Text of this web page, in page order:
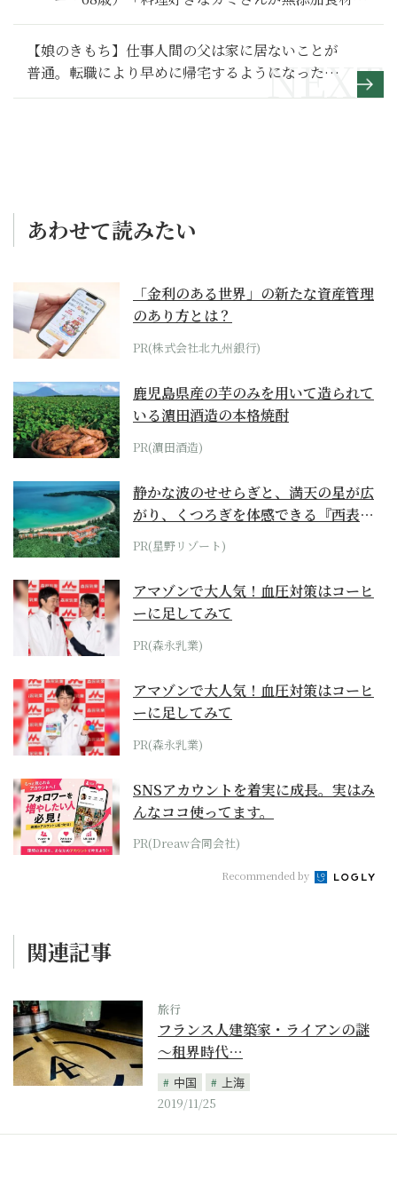
バランスよく調えてくれます」
【娘のきもち】仕事人間の父は家に居ないことが
普通。転職により早めに帰宅するようになった
時、接し方がわからなくなっていた～その1～
あわせて読みたい
「金利のある世界」の新たな資産管理
のあり方とは？
PR(株式会社北九州銀行)
鹿児島県産の芋のみを用いて造られて
いる濵田酒造の本格焼酎
PR(濵田酒造)
静かな波のせせらぎと、満天の星が広
がり、くつろぎを体感できる『西表島
ホテル by...
PR(星野リゾート)
アマゾンで大人気！血圧対策はコーヒ
ーに足してみて
PR(森永乳業)
アマゾンで大人気！血圧対策はコーヒ
ーに足してみて
PR(森永乳業)
SNSアカウントを着実に成長。実はみ
んなココ使ってます。
PR(Dreaw合同会社)
Recommended by
関連記事
旅行
フランス人建築家・ライアンの謎
～租界時代…
中国
上海
2019/11/25